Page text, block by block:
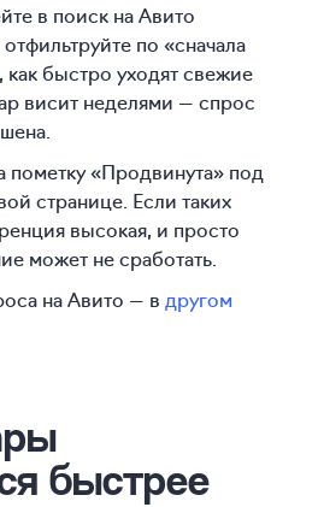
в поиск на Авито
по «сначала
быстро уходят свежие
висит неделями — спрос
пометку «Продвинута» под
странице. Если таких
высокая, и просто
может не сработать.
на Авито — в другом
быстрее